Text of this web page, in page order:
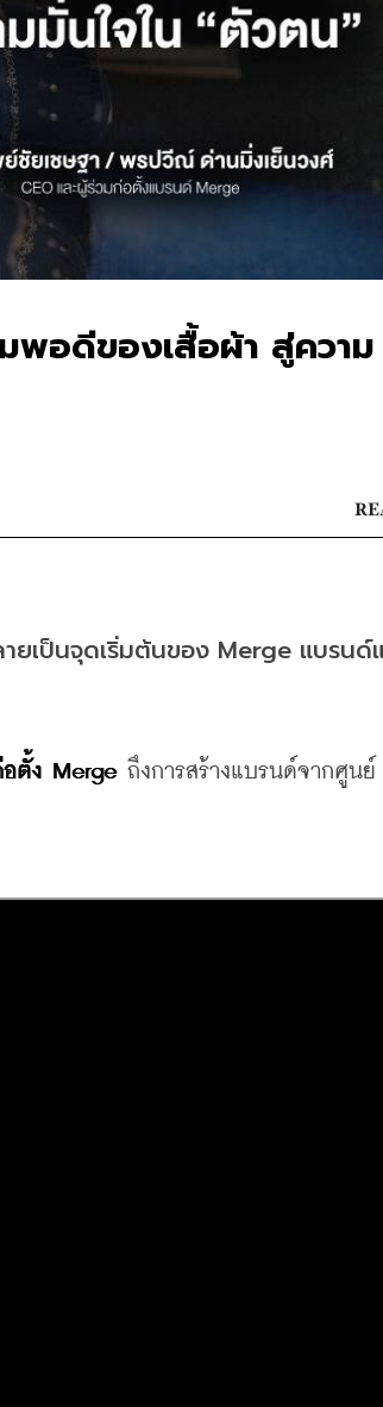
อดีของเสื้อผ้า สู่ความ
ยเป็นจุดเริ่มต้นของ Merge แบรน
ตั้ง Merge ถึงการสร้างแบรนด์จากศูนย์